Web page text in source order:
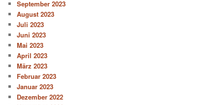
September 2023
August 2023
Juli 2023
Juni 2023
Mai 2023
April 2023
März 2023
Februar 2023
Januar 2023
Dezember 2022